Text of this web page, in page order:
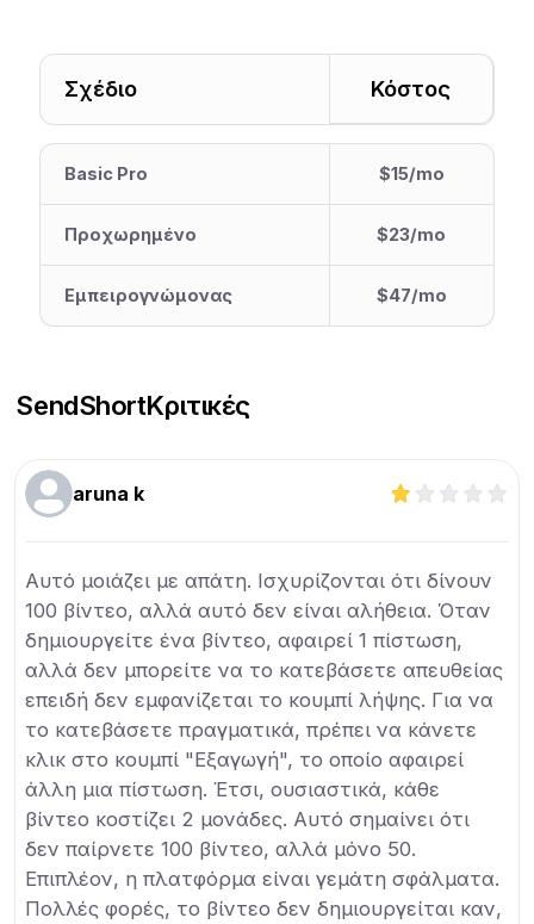
Σχέδιο Κόστος
Basic Pro $15/mo
Προχωρημένο $23/mo
Εμπειρογνώμονας $47/mo
SendShortΚριτικές
aruna k
Αυτό μοιάζει με απάτη. Ισχυρίζονται ότι δίνουν
100 βίντεο, αλλά αυτό δεν είναι αλήθεια. Όταν
δημιουργείτε ένα βίντεο, αφαιρεί 1 πίστωση,
αλλά δεν μπορείτε να το κατεβάσετε απευθείας
επειδή δεν εμφανίζεται το κουμπί λήψης. Για να
το κατεβάσετε πραγματικά, πρέπει να κάνετε
κλικ στο κουμπί "Εξαγωγή", το οποίο αφαιρεί
άλλη μια πίστωση. Έτσι, ουσιαστικά, κάθε
βίντεο κοστίζει 2 μονάδες. Αυτό σημαίνει ότι
δεν παίρνετε 100 βίντεο, αλλά μόνο 50.
Επιπλέον, η πλατφόρμα είναι γεμάτη σφάλματα.
Πολλές φορές, το βίντεο δεν δημιουργείται καν,